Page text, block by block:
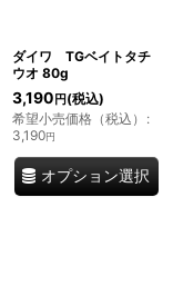
ダイワ TGベイトタチ
ウオ 80g
3,190 円 (税込)
希望小売価格（税込） :
3,190円
オプション選択